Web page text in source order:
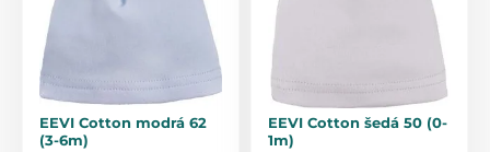
EEVI Cotton modrá 62
(3-6m)
EEVI Cotton šedá 50 (0-
1m)